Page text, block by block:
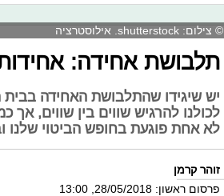
© צילום: shutterstock. אילוסטרציה
תלבושת אחידה: אחידות
יש שיגידו שהתלבושת האחידה בבית
לכולנו להרגיש שווים בין שווים,
לא אחת פוגעת בחופש הביטוי שלנו
זוהר קרמן
פרסום ראשון: 28/05/2018, 13:00